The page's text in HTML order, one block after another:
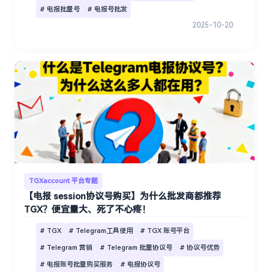
# 电报批量号 # 电报号批发
2025-10-20
TGXaccount 平台专题
【电报 session协议号购买】为什么批发商都推荐
TGX？便宜量大、死了不心疼！
# TGX # Telegram工具使用 # TGX 账号平台
# Telegram 营销 # Telegram 批量协议号 # 协议号优势
# 电报账号批量购买服务 # 电报协议号